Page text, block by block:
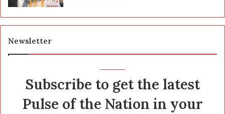
Newsletter
Subscribe to get the latest
Pulse of the Nation in your